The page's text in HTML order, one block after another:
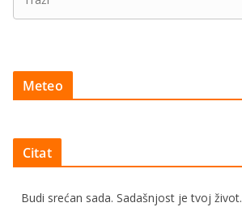
Meteo
Citat
Budi srećan sada. Sadašnjost je tvoj život.